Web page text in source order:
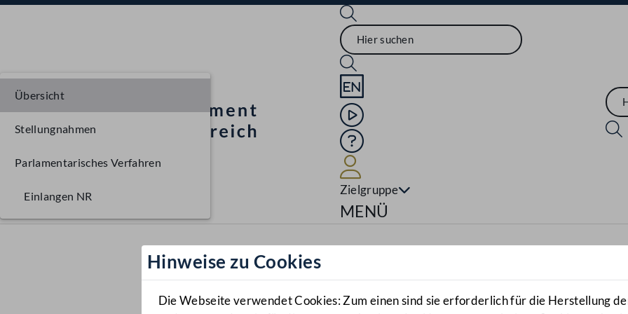
Sprache English
Mediathek
Hilfe
Zielgruppe
Navigationsmenü öffnen
MENÜ
Hinweise zu Cookies
Die Webseite verwendet Cookies: Zum einen sind sie erforderlich für die Herstellung
Übersicht
Stellungnahmen
Parlamentarisches Verfahren
Einlangen NR